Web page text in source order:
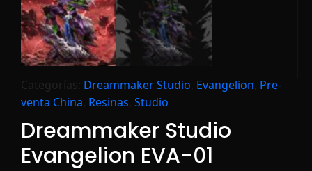
Categorías: Dreammaker Studio Evangelion Pre-
venta China Resinas Studio
Dreammaker Studio
Evangelion EVA-01